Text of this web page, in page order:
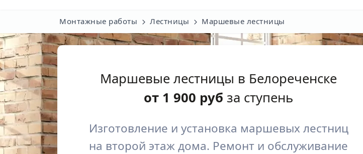
Монтажные работы Лестницы Маршевые лестницы
Маршевые лестницы в Белореченске
от 1 900 руб за ступень
Изготовление и установка маршевых лестниц
на второй этаж дома. Ремонт и обслуживание